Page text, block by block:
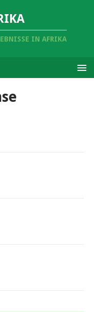
IN AFRIKA